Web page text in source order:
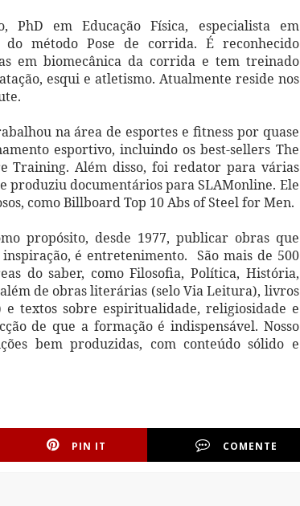
PhD em Educação Física, especialista em
método Pose de corrida. É reconhecido
em biomecânica da corrida e tem treinado
esqui e atletismo. Atualmente reside nos
na área de esportes e fitness por quase
esportivo, incluindo os best-sellers The
Training. Além disso, foi redator para várias
produziu documentários para SLAMonline. Ele
como Billboard Top 10 Abs of Steel for Men.
propósito, desde 1977, publicar obras que
é entretenimento. São mais de 500
do saber, como Filosofia, Política, História,
além de obras literárias (selo Via Leitura), livros
textos sobre espiritualidade, religiosidade e
de que a formação é indispensável. Nosso
bem produzidas, com conteúdo sólido e
PIN IT COMENTE